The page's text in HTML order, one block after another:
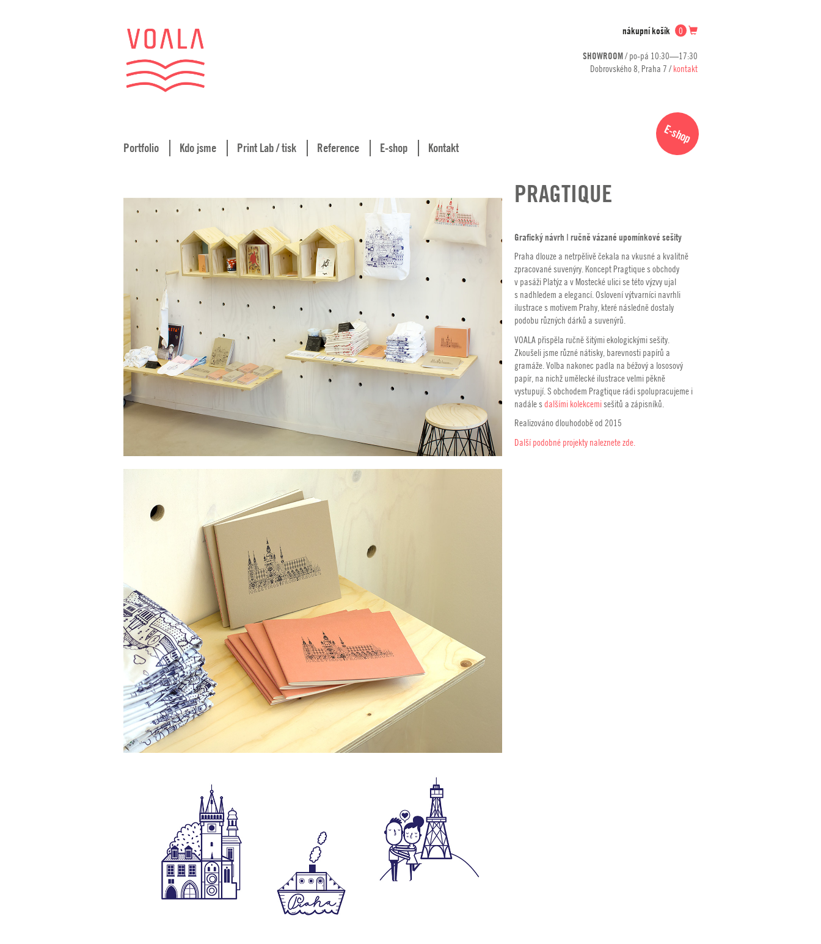
nákupní košík 0
SHOWROOM/ po-pá 10:30—17:30
Dobrovského 8, Praha 7 /kontakt
Portfolio Kdo jsme Print Lab / tisk Reference E-shop Kontakt
E-shop
PRAGTIQUE
Grafický návrh ǀ ručně vázané upomínkové sešity
Praha dlouze a netrpělivě čekala na vkusné a kvalitně
zpracované suvenýry. Koncept Pragtique s obchody
v pasáži Platýz a v Mostecké ulici se této výzvy ujal
s nadhledem a elegancí. Oslovení výtvarníci navrhli
ilustrace s motivem Prahy, které následně dostaly
podobu různých dárků a suvenýrů.
VOALA přispěla ručně šitými ekologickými sešity.
Zkoušeli jsme různé nátisky, barevnosti papírů a
gramáže. Volba nakonec padla na béžový a lososový
papír, na nichž umělecké ilustrace velmi pěkně
vystupují. S obchodem Pragtique rádi spolupracujeme i
nadále s dalšími kolekcemisešitů a zápisníků.
Realizováno dlouhodobě od 2015
Další podobné projekty naleznete zde.